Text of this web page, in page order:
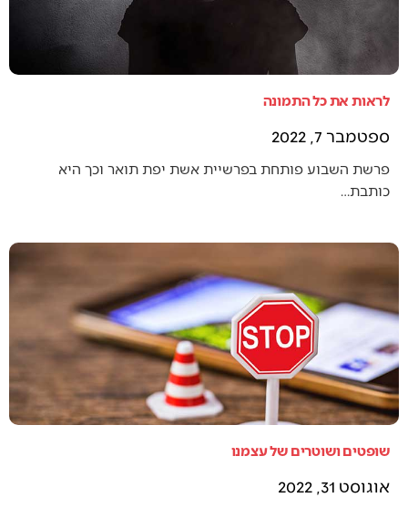
לראות את כל התמונה
ספטמבר 7, 2022
פרשת השבוע פותחת בפרשיית אשת יפת תואר וכך היא
כותבת…
שופטים ושוטרים של עצמנו
אוגוסט 31, 2022